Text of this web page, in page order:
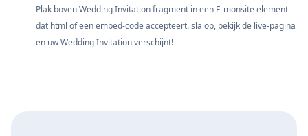
Plak boven Wedding Invitation fragment in een E-monsite element
dat html of een embed-code accepteert. sla op, bekijk de live-pagina
en uw Wedding Invitation verschijnt!